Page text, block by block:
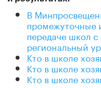
В
промежуточные
передаче школ
региональный
Кто в школе
Кто в школе
Кто в школе